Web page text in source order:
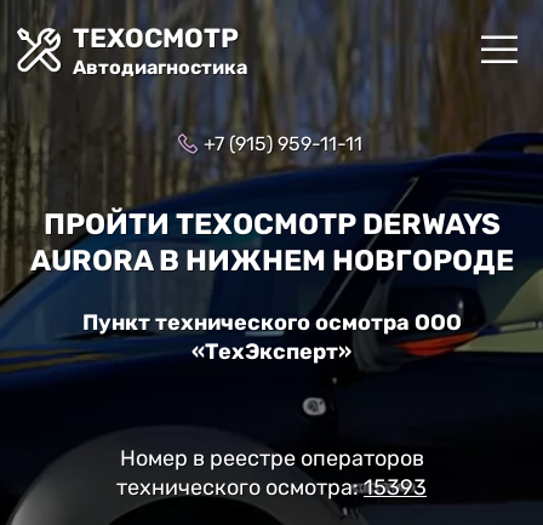
ТЕХОСМОТР
Автодиагностика
+7 (915) 959-11-11
ПРОЙТИ ТЕХОСМОТР DERWAYS
AURORA В НИЖНЕМ НОВГОРОДЕ
Пункт технического осмотра ООО
«ТехЭксперт»
Номер в реестре операторов
технического осмотра:15393